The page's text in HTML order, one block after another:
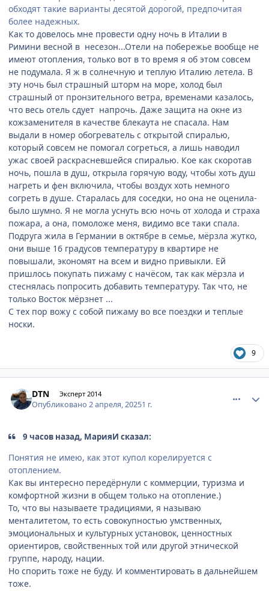
обходят такие варианты десятой дорогой, предпочитая
более надежных.
Как то довелось мне провести одну ночь в Италии в
Римини весной в несезон...Отели на побережье вообще не
имеют отопления, только вот в то время я об этом совсем
не подумала. Я ж в солнечную и теплую Италию летела. В
эту ночь был страшный шторм на море, холод был
страшный от пронзительного ветра, временами казалось,
что весь отель сдует напрочь. Даже защита на окне из
кожзаменителя в качестве блекаута не спасала. Нам
выдали в номер обогреватель с открытой спиралью,
который совсем не помогал согреться, а лишь наводил
ужас своей раскрасневшейся спиралью. Кое как скоротав
ночь, пошла в душ, открыла горячую воду, чтобы хоть душ
нагреть и фен включила, чтобы воздух хоть немного
согреть в душе. Старалась для соседки, но она не оценила-
было шумно. Я не могла уснуть всю ночь от холода и страха
пожара, а она, помоложе меня, видимо все таки спала.
Подруга жила в Германии в октябре в семье, мёрзла жутко,
они выше 16 градусов температуру в квартире не
повышали, экономят на всем и видно привыкли. Ей
пришлось покупать пижаму с начёсом, так как мёрзла и
стеснялась попросить добавить температуру. Так что, не
только Восток мёрзнет ...
С тех пор вожу с собой пижаму во все поездки и теплые
носки.
9
DTN Эксперт 2014
Опубликовано2 апреля, 20251 г.
9 часов назад, МарияИ сказал:
Понятия не имею, как этот купол корелируется с
отоплением.
Как вы интересно передёрнули с коммерции, туризма и
комфортной жизни в общем только на отопление.)
То, что вы называете традициями, я называю
менталитетом, то есть совокупностью умственных,
эмоциональных и культурных установок, ценностных
ориентиров, свойственных той или другой этнической
группе, народу, нации.
Но спорить тоже не буду. И комментировать в дальнейшем
тоже.